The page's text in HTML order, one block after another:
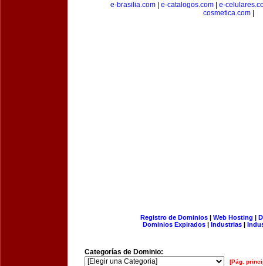
e-brasilia.com
e-catalogos.com
e-
cosmetica.com|
Registro de Dominios| Web Hosting |
Dominios Expirados | Industrias |
Categorías de Dominio:
[Pág.